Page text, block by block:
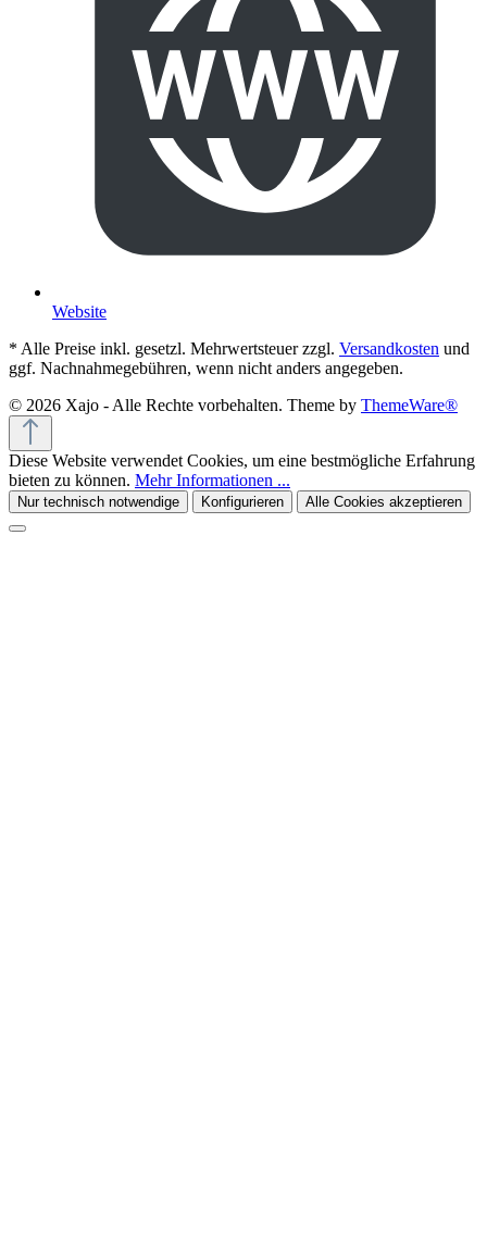
Website
* Alle Preise inkl. gesetzl. Mehrwertsteuer zzgl. Versandkosten und
ggf. Nachnahmegebühren, wenn nicht anders angegeben.
© 2026 Xajo - Alle Rechte vorbehalten. Theme by ThemeWare®
Diese Website verwendet Cookies, um eine bestmögliche Erfahrung
bieten zu können. Mehr Informationen ...
Nur technisch notwendige Konfigurieren Alle Cookies akzeptieren